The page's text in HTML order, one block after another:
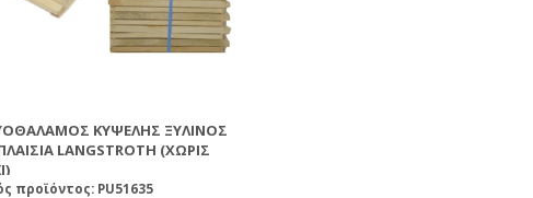
ΚΥΨΈΛΗΣ ΞΎΛΙΝΟΣ
LANGSTROTH (ΧΩΡΊΣ
προϊόντος: PU51635